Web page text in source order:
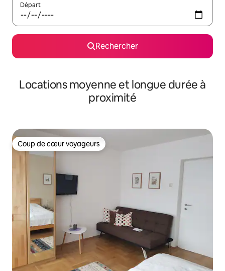
Départ
Rechercher
Locations moyenne et longue durée à
proximité
Coup de cœur voyageurs
Coup de cœur voyageurs